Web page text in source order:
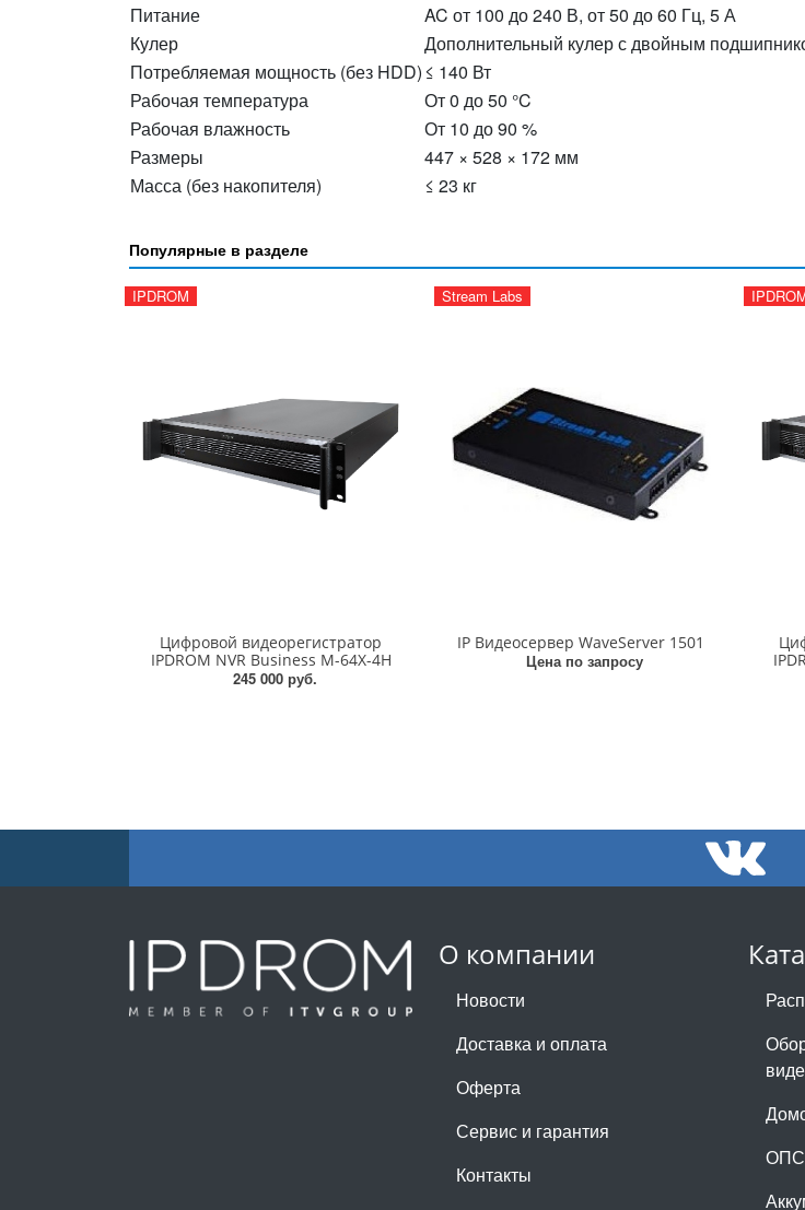
Питание
AC от 100 до 240 В, от 50 до 60 Гц, 5 А
Кулер
Дополнительный кулер с двойным
Потребляемая мощность (без HDD)≤ 140 Вт
Рабочая температура
От 0 до 50 °C
Рабочая влажность
От 10 до 90 %
Размеры
447 × 528 × 172 мм
Масса (без накопителя)
≤ 23 кг
Популярные в разделе
IPDROM
Цифровой видеорегистратор
IPDROM NVR Business M-64X-4H
245 000 руб.
Stream Labs
IP Видеосервер WaveServer 1501
Цена по запросу
О компании
Новости
Доставка и оплата
Оферта
Сервис и гарантия
Контакты
ОПС